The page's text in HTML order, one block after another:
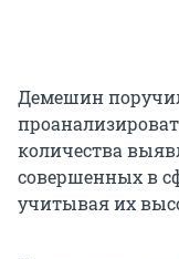
Демешин
количества
совершенных в
учитывая их